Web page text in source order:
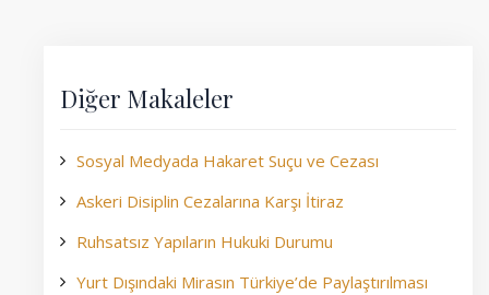
Diğer Makaleler
Sosyal Medyada Hakaret Suçu ve Cezası
Askeri Disiplin Cezalarına Karşı İtiraz
Ruhsatsız Yapıların Hukuki Durumu
Yurt Dışındaki Mirasın Türkiye’de Paylaştırılması